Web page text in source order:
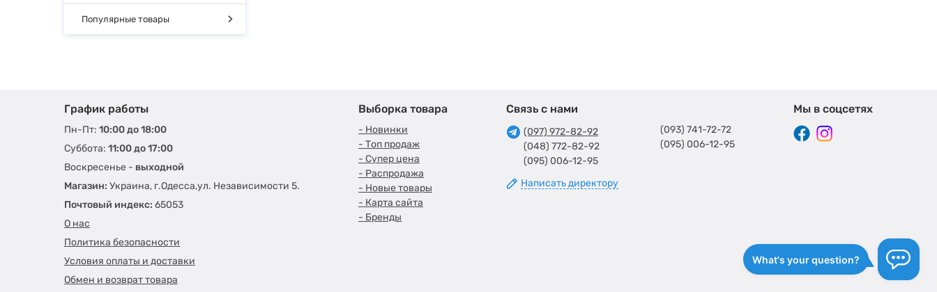
Популярные товары
График работы
Пн-Пт: 10:00 до 18:00
Суббота: 11:00 до 17:00
Воскресенье - выходной
Магазин: Украина, г.Одесса,ул. Независимости 5.
Почтовый индекс: 65053
О нас
Политика безопасности
Условия оплаты и доставки
Обмен и возврат товара
Выборка товара
- Новинки
- Топ продаж
- Супер цена
- Распродажа
- Новые товары
- Карта сайта
- Бренды
Связь с нами
(097) 972-82-92
(048) 772-82-92
(095) 006-12-95
Написать директору
(093) 741-72-72
(095) 006-12-95
Мы в соцсетях